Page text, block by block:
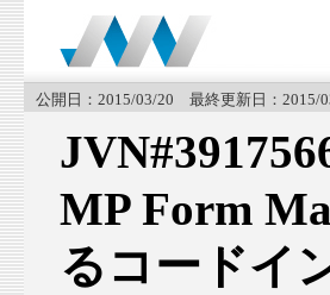
公開日：2015/03/20 最終更新日：2015/
MP Form
るコードイ